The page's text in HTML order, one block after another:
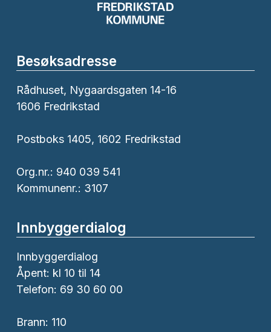
Besøksadresse
Rådhuset, Nygaardsgaten 14-16
1606 Fredrikstad
Postboks 1405, 1602 Fredrikstad
Org.nr.: 940 039 541
Kommunenr.: 3107
Innbyggerdialog
Innbyggerdialog
Åpent: kl 10 til 14
Telefon: 69 30 60 00
Brann: 110